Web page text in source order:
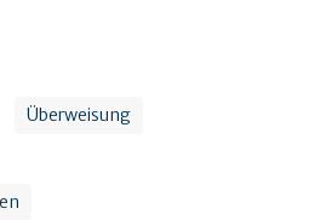
Überweisung